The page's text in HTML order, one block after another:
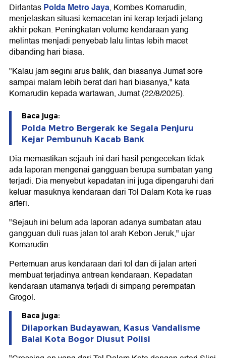
DirlantasPolda Metro Jaya, Kombes Komarudin,
menjelaskan situasi kemacetan ini kerap terjadi jelang
akhir pekan. Peningkatan volume kendaraan yang
melintas menjadi penyebab lalu lintas lebih macet
dibanding hari biasa.
"Kalau jam segini arus balik, dan biasanya Jumat sore
sampai malam lebih berat dari hari biasanya," kata
Komarudin kepada wartawan, Jumat (22/8/2025).
Baca juga:
Polda Metro Bergerak ke Segala Penjuru
Kejar Pembunuh Kacab Bank
Dia memastikan sejauh ini dari hasil pengecekan tidak
ada laporan mengenai gangguan berupa sumbatan yang
terjadi. Dia menyebut kepadatan ini juga dipengaruhi dari
keluar masuknya kendaraan dari Tol Dalam Kota ke ruas
arteri.
"Sejauh ini belum ada laporan adanya sumbatan atau
gangguan duli ruas jalan tol arah Kebon Jeruk," ujar
Komarudin.
Pertemuan arus kendaraan dari tol dan di jalan arteri
membuat terjadinya antrean kendaraan. Kepadatan
kendaraan utamanya terjadi di simpang perempatan
Grogol.
Baca juga:
Dilaporkan Budayawan, Kasus Vandalisme
Balai Kota Bogor Diusut Polisi